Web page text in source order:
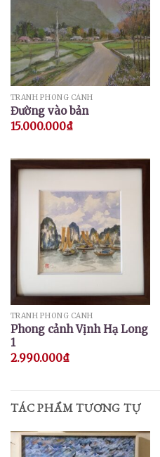
TRANH PHONG CẢNH
Đường vào bản
15.000.000₫
TRANH PHONG CẢNH
Phong cảnh Vịnh Hạ Long
1
2.990.000₫
TÁC PHẨM TƯƠNG TỰ